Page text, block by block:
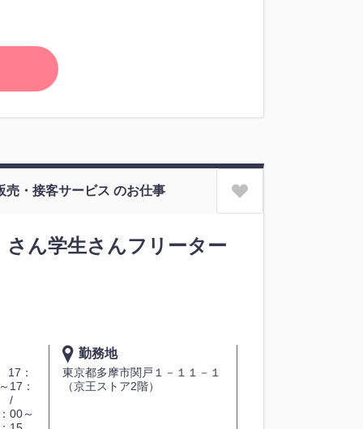
売・接客サービス のお仕事
ん学生さんフリーター
：
17：
/
00～
勤務地
東京都多摩市関戸１－１１－１
（京王ストア2階）